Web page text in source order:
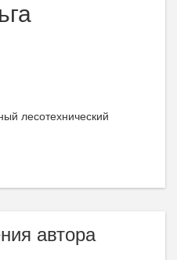
лесотехнический
автора